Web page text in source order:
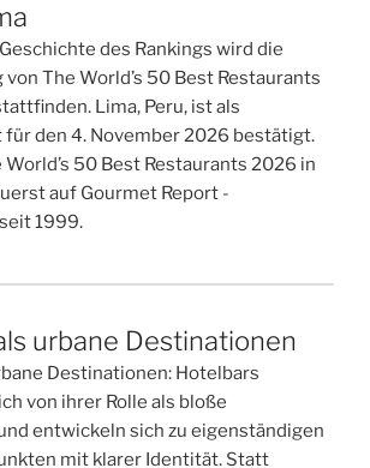
des Rankings wird die
The World’s 50 Best Restaurants
Lima, Peru, ist als
den 4. November 2026 bestätigt.
50 Best Restaurants 2026 in
auf Gourmet Report -
1999.
urbane Destinationen
Destinationen: Hotelbars
von ihrer Rolle als bloße
entwickeln sich zu eigenständigen
mit klarer Identität. Statt